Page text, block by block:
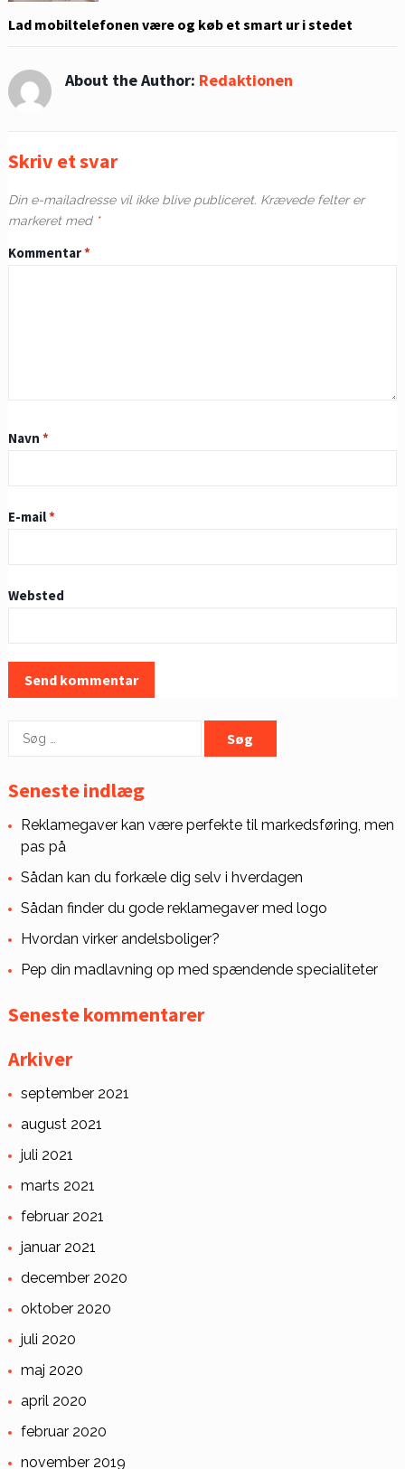
Lad mobiltelefonen være og køb et smart ur i stedet
About the Author: Redaktionen
Skriv et svar
Din e-mailadresse vil ikke blive publiceret. Krævede felter er
markeret med *
Kommentar*
Navn *
E-mail*
Websted
Søg
Seneste indlæg
Reklamegaver kan være perfekte til markedsføring, men
pas på
Sådan kan du forkæle dig selv i hverdagen
Sådan finder du gode reklamegaver med logo
Hvordan virker andelsboliger?
Pep din madlavning op med spændende specialiteter
Seneste kommentarer
Arkiver
september 2021
august 2021
juli 2021
marts 2021
februar 2021
januar 2021
december 2020
oktober 2020
juli 2020
maj 2020
april 2020
februar 2020
november 2019